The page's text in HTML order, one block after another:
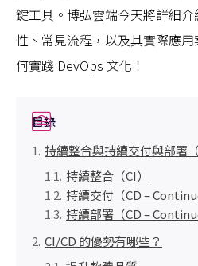
鍵工具。博弘雲端今天將詳細
性、常見流程，以及其實際應
何實踐 DevOps 文化！
目錄
持續整合與持續交付與部署
持續整合（CI）
持續交付（CD –
持續部署（CD –
CI/CD 的優勢有哪些？